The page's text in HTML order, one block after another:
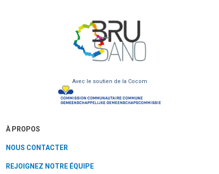
Avec le soutien de la Cocom
À PROPOS
NOUS CONTACTER
REJOIGNEZ NOTRE ÉQUIPE